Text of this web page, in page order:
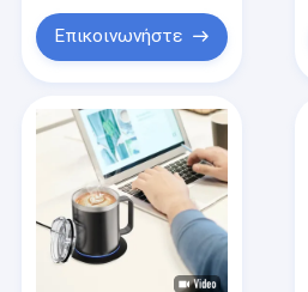
Αρχική Σελίδα
Προϊόντα
Επικοινωνήστε